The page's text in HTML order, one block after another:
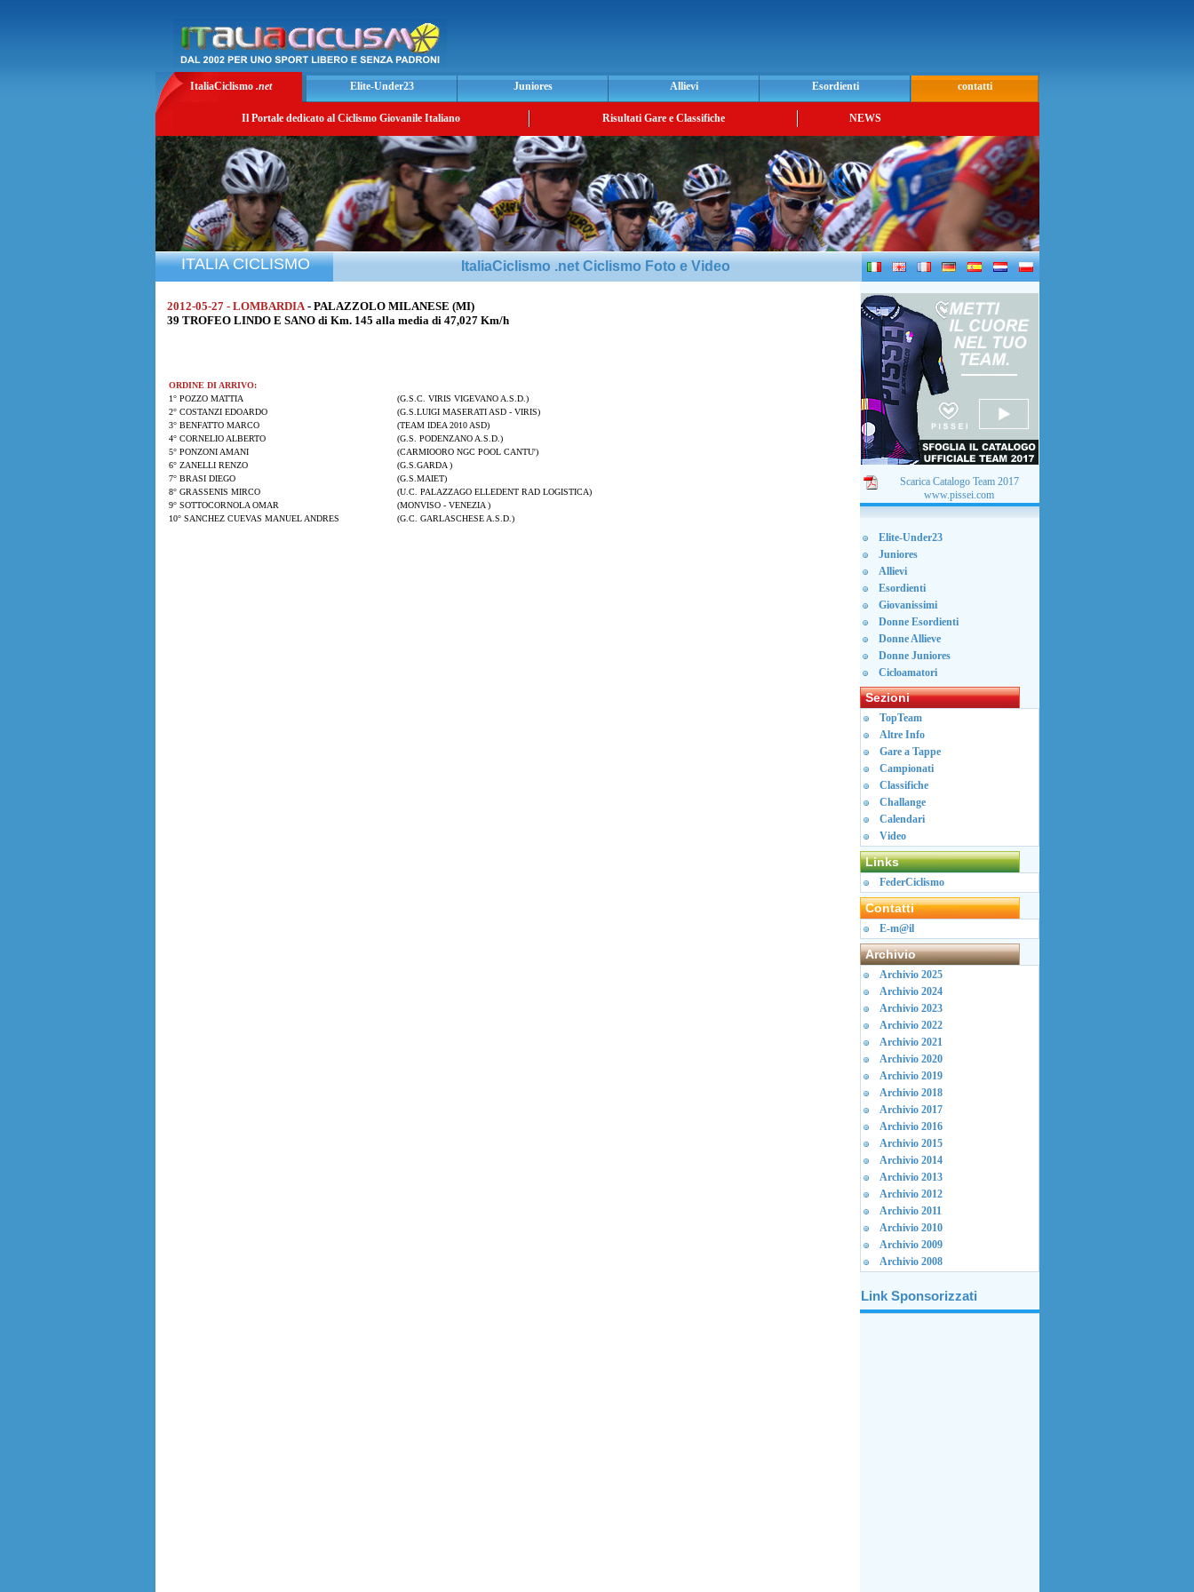
ItaliaCiclismo .net Elite-Under23 Juniores Allievi Esordienti contatti
Il Portale dedicato al Ciclismo Giovanile Italiano Risultati Gare e Classifiche NEWS
ITALIA CICLISMO ItaliaCiclismo .net Ciclismo Foto e Video
2012-05-27 - LOMBARDIA - PALAZZOLO MILANESE (MI)
39 TROFEO LINDO E SANO di Km. 145 alla media di 47,027 Km/h
ORDINE DI ARRIVO:
1° POZZO MATTIA
(G.S.C. VIRIS VIGEVANO A.S.D.)
2° COSTANZI EDOARDO
(G.S.LUIGI MASERATI ASD - VIRIS)
3° BENFATTO MARCO
(TEAM IDEA 2010 ASD)
4° CORNELIO ALBERTO
(G.S. PODENZANO A.S.D.)
5° PONZONI AMANI
(CARMIOORO NGC POOL CANTU')
6° ZANELLI RENZO
(G.S.GARDA )
7° BRASI DIEGO
(G.S.MAIET)
8° GRASSENIS MIRCO
(U.C. PALAZZAGO ELLEDENT RAD LOGISTICA)
9° SOTTOCORNOLA OMAR
(MONVISO - VENEZIA )
10° SANCHEZ CUEVAS MANUEL ANDRES
(G.C. GARLASCHESE A.S.D.)
Scarica Catalogo Team 2017
www.pissei.com
Elite-Under23
Juniores
Allievi
Esordienti
Giovanissimi
Donne Esordienti
Donne Allieve
Donne Juniores
Cicloamatori
Sezioni
TopTeam
Altre Info
Gare a Tappe
Campionati
Classifiche
Challange
Calendari
Video
Links
FederCiclismo
Contatti
E-m@il
Archivio
Archivio 2025
Archivio 2024
Archivio 2023
Archivio 2022
Archivio 2021
Archivio 2020
Archivio 2019
Archivio 2018
Archivio 2017
Archivio 2016
Archivio 2015
Archivio 2014
Archivio 2013
Archivio 2012
Archivio 2011
Archivio 2010
Archivio 2009
Archivio 2008
Link Sponsorizzati